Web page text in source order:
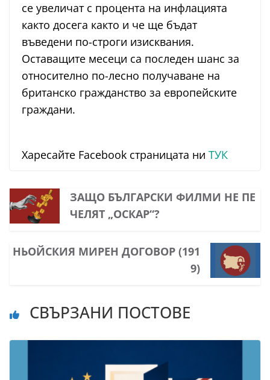
се увеличат с процента на инфлацията
както досега както и че ще бъдат
въведени по-строги изисквания.
Оставащите месеци са последен шанс за
относително по-лесно получаване на
британско гражданство за европейските
граждани.
Харесайте Facebook страницата ни ТУК
ЗАЩО БЪЛГАРСКИ ФИЛМИ НЕ ПЕ
ЧЕЛЯТ „ОСКАР“?
НЬОЙСКИЯ МИРЕН ДОГОВОР (191
9)
СВЪРЗАНИ ПОСТОВЕ